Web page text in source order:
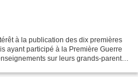
à la publication des dix premières
ayant participé à la Première Guerre
sur leurs grands-parents.